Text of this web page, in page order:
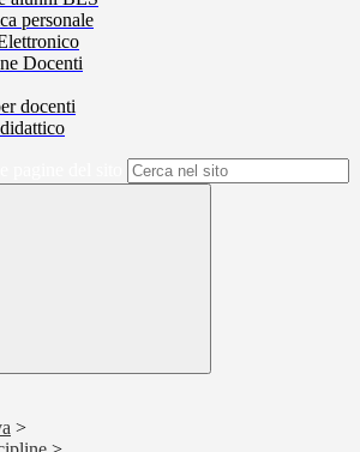
personale
Docenti
docenti
>